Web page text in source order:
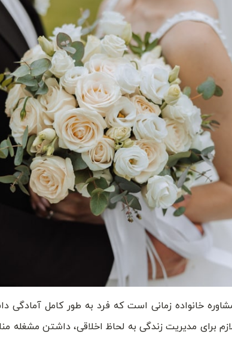
خانواده زمانی است که فرد به طور کامل آمادگی
برای مدیریت زندگی به لحاظ اخلاقی، داشتن مشغله